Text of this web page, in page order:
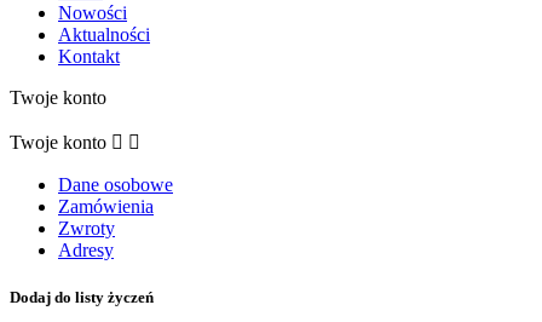
Nowości
Aktualności
Kontakt
Twoje konto
Twoje konto  
Dane osobowe
Zamówienia
Zwroty
Adresy
Dodaj do listy życzeń